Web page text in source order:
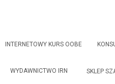
INTERNETOWY KURS OOBE
WYDAWNICTWO IRN SKLEP